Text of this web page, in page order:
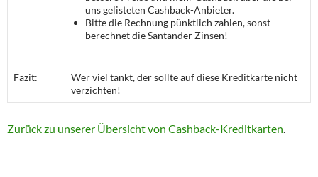
uns gelisteten Cashback-Anbieter.
Bitte die Rechnung pünktlich zahlen, sonst
berechnet die Santander Zinsen!
Fazit:
Wer viel tankt, der sollte auf diese Kreditkarte nicht
verzichten!
Zurück zu unserer Übersicht von Cashback-Kreditkarten.